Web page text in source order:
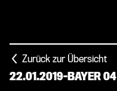
Zurück zur Übersicht
22.01.2019-BAYER 04